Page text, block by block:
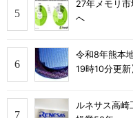
27年メモリ
へ
令和8年熊本
19時10分更新
ルネサス高崎